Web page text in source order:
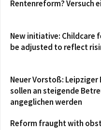
Rentenreform? Versuch
New initiative: Childcare
be adjusted to reflect
Neuer Vorstoß:
sollen an steigende
angeglichen werden
Reform fraught with